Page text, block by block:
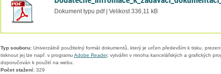
Dokument typu pdf | Velikost 336,11 kB
Typ souboru:Univerzálně použitelný formát dokumentů, který je určen především k tisku,
tisknout jej lze např. v programu Adobe Reader, vytvářet v mnoha kancelářských a grafických
doporučován k použití na webu.
Počet stažení:329